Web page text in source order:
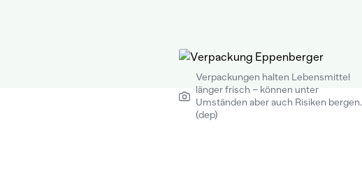
Verpackungen halten Lebensmittel
länger frisch – können unter
Umständen aber auch Risiken bergen.
(dep)